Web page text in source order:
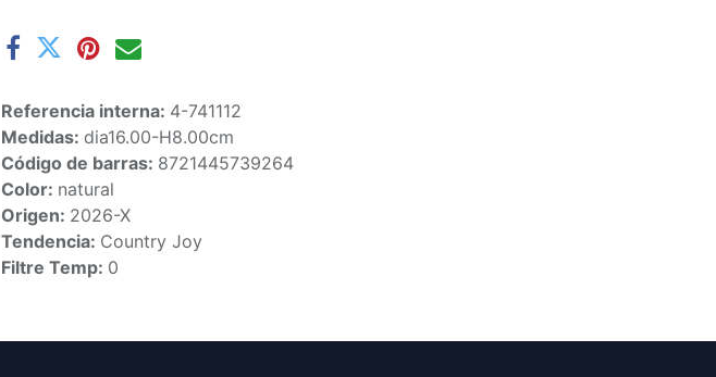
Referencia interna: 4-741112
Medidas: dia16.00-H8.00cm
Código de barras: 8721445739264
Color: natural
Origen: 2026-X
Tendencia: Country Joy
Filtre Temp: 0